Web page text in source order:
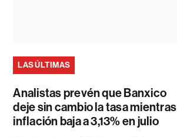
LAS ÚLTIMAS
Analistas prevén que Banxico
deje sin cambio la tasa mientras
inflación baja a 3,13% en julio